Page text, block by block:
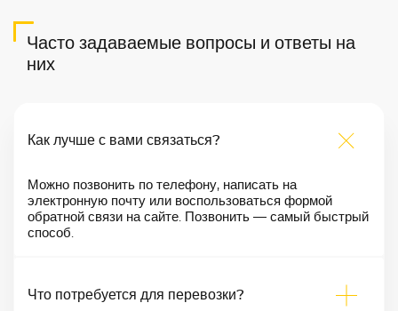
Часто задаваемые вопросы и ответы на
них
Как лучше с вами связаться?
Можно позвонить по телефону, написать на
электронную почту или воспользоваться формой
обратной связи на сайте. Позвонить — самый быстрый
способ.
Что потребуется для перевозки?